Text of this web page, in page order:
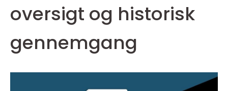
oversigt og historisk
gennemgang